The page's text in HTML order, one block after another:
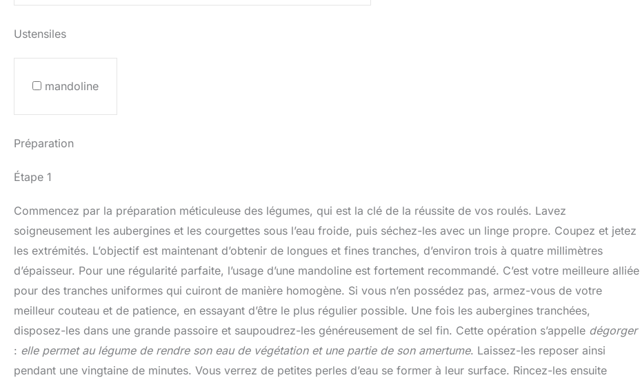
Ustensiles
mandoline
Préparation
Étape 1
Commencez par la préparation méticuleuse des légumes, qui est la clé de la réussite de vos roulés. Lavez
soigneusement les aubergines et les courgettes sous l’eau froide, puis séchez-les avec un linge propre. Coupez et jetez
les extrémités. L’objectif est maintenant d’obtenir de longues et fines tranches, d’environ trois à quatre millimètres
d’épaisseur. Pour une régularité parfaite, l’usage d’une mandoline est fortement recommandé. C’est votre meilleure alliée
pour des tranches uniformes qui cuiront de manière homogène. Si vous n’en possédez pas, armez-vous de votre
meilleur couteau et de patience, en essayant d’être le plus régulier possible. Une fois les aubergines tranchées,
disposez-les dans une grande passoire et saupoudrez-les généreusement de sel fin. Cette opération s’appelle dégorger
: elle permet au légume de rendre son eau de végétation et une partie de son amertume. Laissez-les reposer ainsi
pendant une vingtaine de minutes. Vous verrez de petites perles d’eau se former à leur surface. Rincez-les ensuite